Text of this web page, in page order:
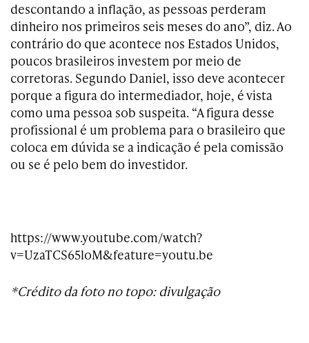
descontando a inflação, as pessoas perderam
dinheiro nos primeiros seis meses do ano”, diz. Ao
contrário do que acontece nos Estados Unidos,
poucos brasileiros investem por meio de
corretoras. Segundo Daniel, isso deve acontecer
porque a figura do intermediador, hoje, é vista
como uma pessoa sob suspeita. “A figura desse
profissional é um problema para o brasileiro que
coloca em dúvida se a indicação é pela comissão
ou se é pelo bem do investidor.
https://www.youtube.com/watch?
v=UzaTCS65loM&feature=youtu.be
*Crédito da foto no topo: divulgação